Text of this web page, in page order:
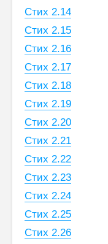
Стих 2.14
Стих 2.15
Стих 2.16
Стих 2.17
Стих 2.18
Стих 2.19
Стих 2.20
Стих 2.21
Стих 2.22
Стих 2.23
Стих 2.24
Стих 2.25
Стих 2.26